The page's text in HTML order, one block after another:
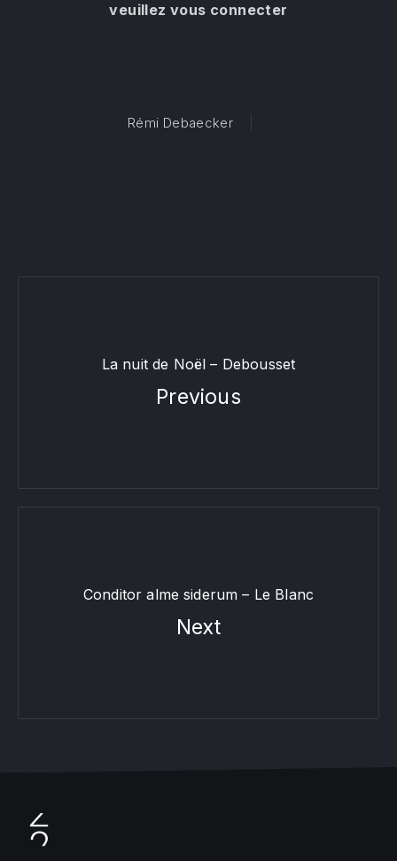
veuillez vous connecter
Rémi Debaecker
La nuit de Noël – Debousset
Previous
Conditor alme siderum – Le Blanc
Next